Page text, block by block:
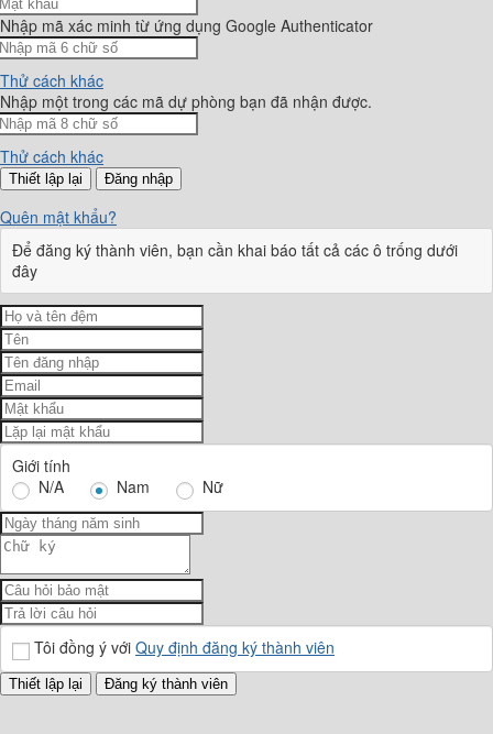
Nhập mã xác minh từ ứng dụng Google Authenticator
Thử cách khác
Nhập một trong các mã dự phòng bạn đã nhận được.
Thử cách khác
Đăng nhập
Quên mật khẩu?
Để đăng ký thành viên, bạn cần khai báo tất cả các ô trống dưới
đây
Giới tính
N/A
Nam Nữ
Tôi đồng ý với Quy định đăng ký thành viên